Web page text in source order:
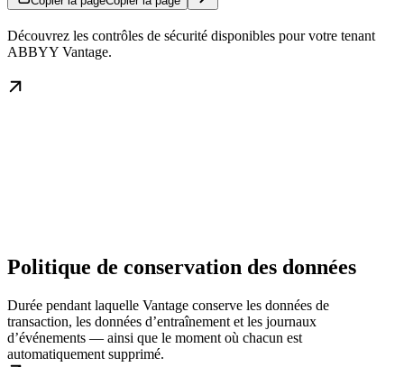
Découvrez les contrôles de sécurité disponibles pour votre tenant
ABBYY Vantage.
Politique de conservation des données
Durée pendant laquelle Vantage conserve les données de
transaction, les données d’entraînement et les journaux
d’événements — ainsi que le moment où chacun est
automatiquement supprimé.